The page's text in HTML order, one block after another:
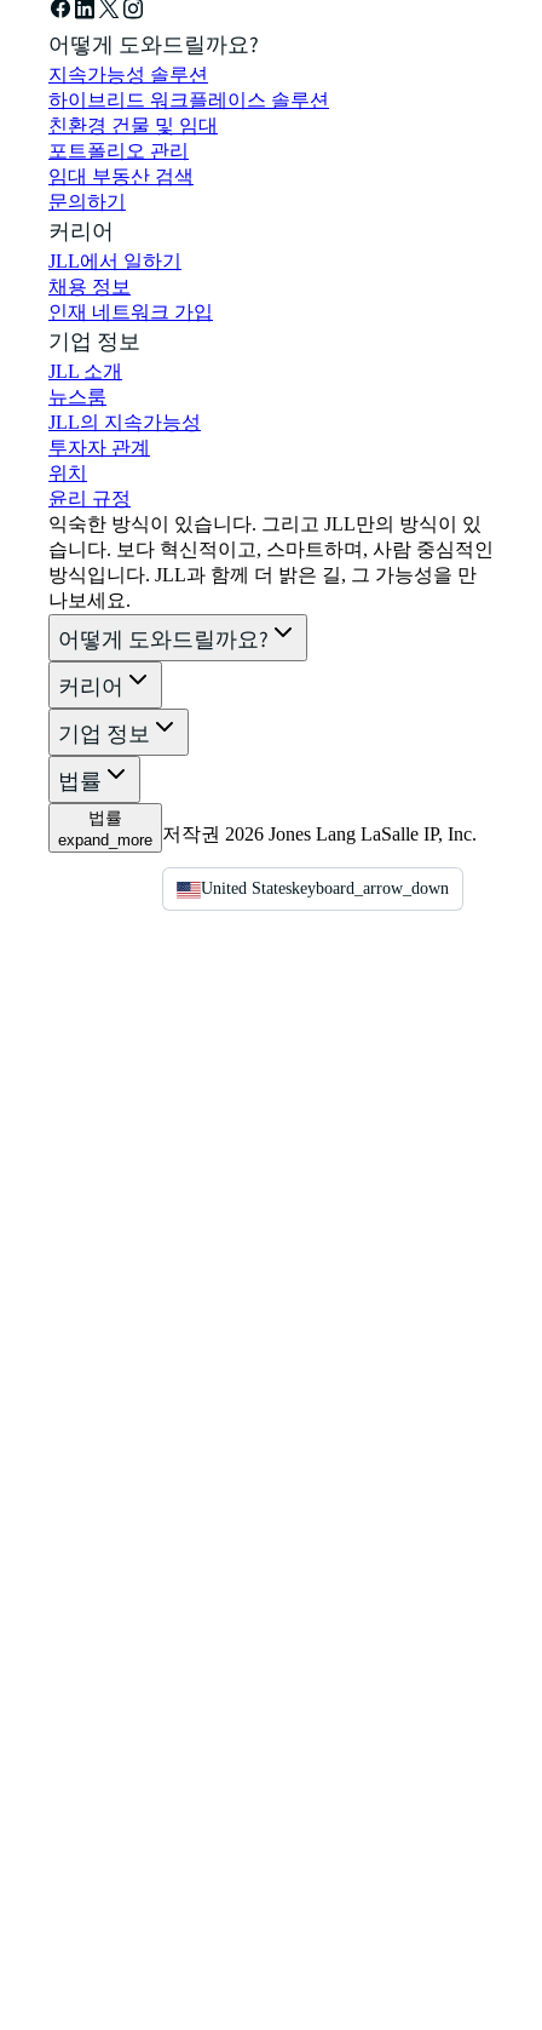
어떻게 도와드릴까요?
지속가능성 솔루션
하이브리드 워크플레이스 솔루션
친환경 건물 및 임대
포트폴리오 관리
임대 부동산 검색
문의하기
커리어
JLL에서 일하기
채용 정보
인재 네트워크 가입
기업 정보
JLL 소개
뉴스룸
JLL의 지속가능성
투자자 관계
위치
윤리 규정
익숙한 방식이 있습니다. 그리고 JLL만의 방식이 있
습니다. 보다 혁신적이고, 스마트하며, 사람 중심적인
방식입니다. JLL과 함께 더 밝은 길, 그 가능성을 만
나보세요.
어떻게 도와드릴까요?
커리어
기업 정보
법률
법률
expand_more 저작권 2026 Jones Lang LaSalle IP, Inc.
United Stateskeyboard_arrow_down